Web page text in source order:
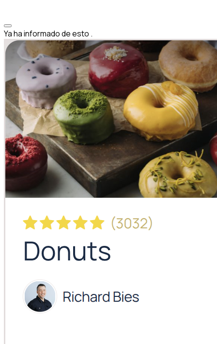
Ya ha informado de esto .